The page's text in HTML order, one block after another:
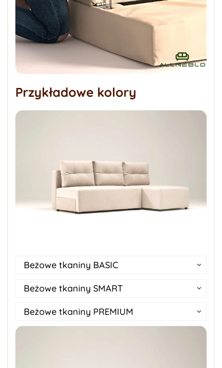
Przykładowe kolory
Beżowe tkaniny BASIC
Beżowe tkaniny SMART
Beżowe tkaniny PREMIUM